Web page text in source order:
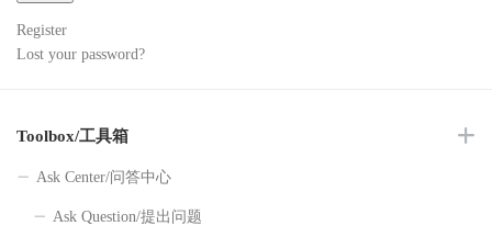
Register
Lost your password?
Toolbox/工具箱
Ask Center/问答中心
Ask Question/提出问题